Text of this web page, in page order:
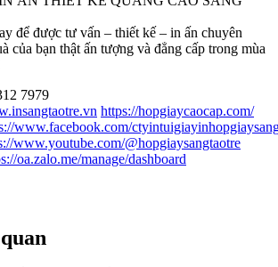
để được tư vấn – thiết kế – in ấn chuyên
của bạn thật ấn tượng và đẳng cấp trong mùa
7979
https://hopgiaycaocap.com/
www.facebook.com/
www.youtube.com/@hopgiaysangtaotre
oa.zalo.me/manage/dashboard